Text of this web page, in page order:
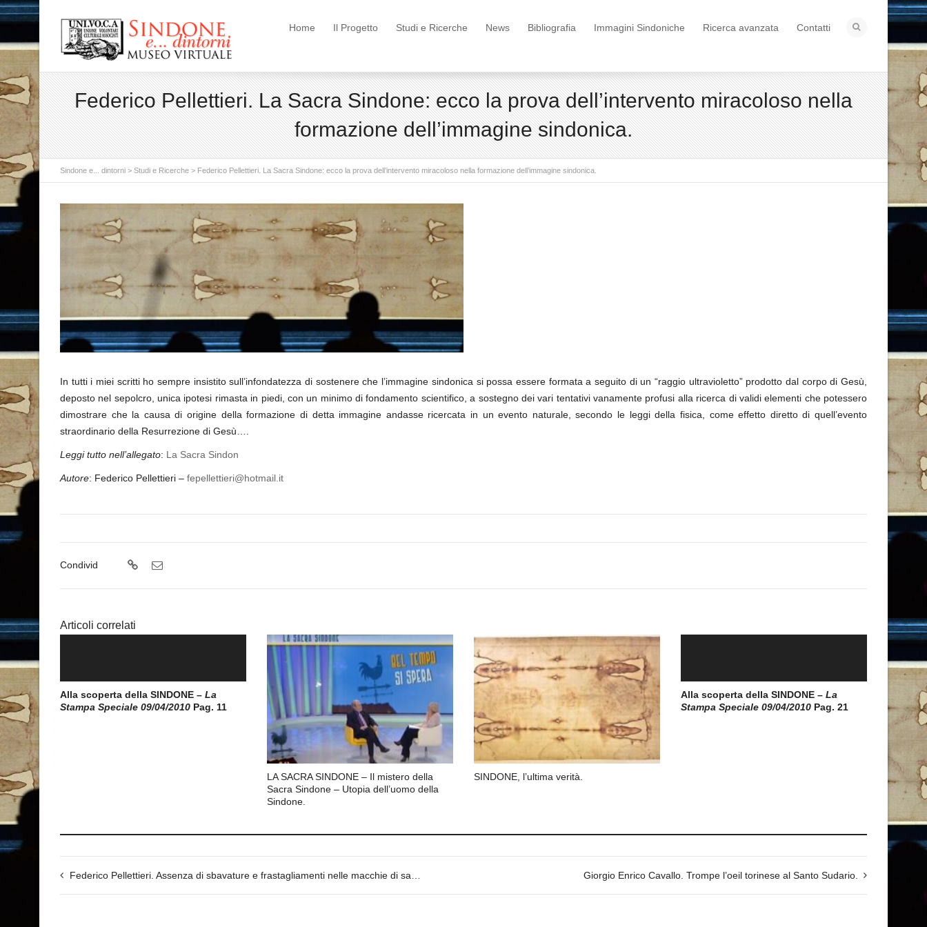
Home Il Progetto Studi e Ricerche News Bibliografia Immagini Sindoniche Ricerca avanzata Contatti
Federico Pellettieri. La Sacra Sindone: ecco la prova dell’intervento miracoloso nella
formazione dell’immagine sindonica.
Sindone e... dintorni > Studi e Ricerche > Federico Pellettieri. La Sacra Sindone: ecco la prova dell’intervento miracoloso nella formazione dell’immagine sindonica.
In tutti i miei scritti ho sempre insistito sull’infondatezza di sostenere che l’immagine sindonica si possa essere formata a seguito di un “raggio ultravioletto” prodotto dal corpo di Gesù,
deposto nel sepolcro, unica ipotesi rimasta in piedi, con un minimo di fondamento scientifico, a sostegno dei vari tentativi vanamente profusi alla ricerca di validi elementi che potessero
dimostrare che la causa di origine della formazione di detta immagine andasse ricercata in un evento naturale, secondo le leggi della fisica, come effetto diretto di quell’evento
straordinario della Resurrezione di Gesù….
Leggi tutto nell’allegato: La Sacra Sindon
Autore: Federico Pellettieri – fepellettieri@hotmail.it
Condivid
Articoli correlati
Alla scoperta della SINDONE – La
Stampa Speciale 09/04/2010 Pag. 11
LA SACRA SINDONE – Il mistero della
Sacra Sindone – Utopia dell’uomo della
Sindone.
SINDONE, l’ultima verità.
Alla scoperta della SINDONE – La
Stampa Speciale 09/04/2010 Pag. 21
Federico Pellettieri. Assenza di sbavature e frastagliamenti nelle macchie di sangue della Sacra Sindone. Giorgio Enrico Cavallo. Trompe l’oeil torinese al Santo Sudario.